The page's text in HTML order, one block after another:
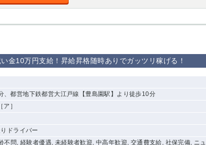
金10万円支給！昇給昇格随時ありでガッツリ稼げる！
、都営地下鉄都営大江戸線【豊島園駅】より徒歩10分
］
ドライバー
不問, 経験者優遇, 未経験者歓迎, 中高年歓迎, 交通費支給, 社保完備, ニュ